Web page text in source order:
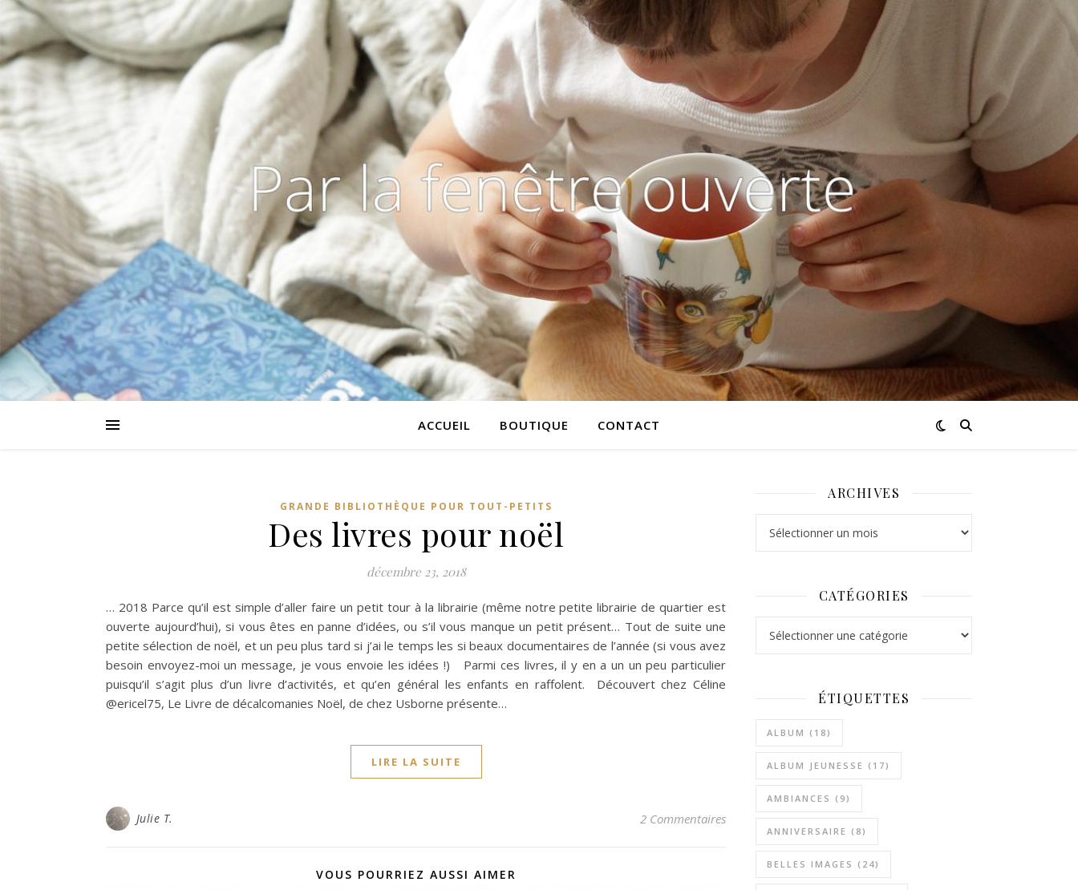
ACCUEIL BOUTIQUE CONTACT
GRANDE BIBLIOTHÈQUE POUR TOUT-PETITS
Des livres pour noël
décembre 23, 2018
… 2018 Parce qu’il est simple d’aller faire un petit tour à la librairie (même notre petite librairie de quartier est
ouverte aujourd’hui), si vous êtes en panne d’idées, ou s’il vous manque un petit présent… Tout de suite une
petite sélection de noël, et un peu plus tard si j’ai le temps les si beaux documentaires de l’année (si vous avez
besoin envoyez-moi un message, je vous envoie les idées !) Parmi ces livres, il y en a un un peu particulier
puisqu’il s’agit plus d’un livre d’activités, et qu’en général les enfants en raffolent. Découvert chez Céline
@ericel75, Le Livre de décalcomanies Noël, de chez Usborne présente…
LIRE LA SUITE
Julie T. 2 Commentaires
VOUS POURRIEZ AUSSI AIMER
ARCHIVES
CATÉGORIES
ÉTIQUETTES
ALBUM (18)
ALBUM JEUNESSE (17)
AMBIANCES (9)
ANNIVERSAIRE (8)
BELLES IMAGES (24)